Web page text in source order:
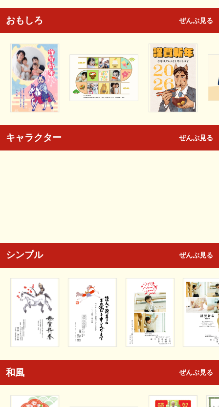
おもしろ ぜんぶ見る
キャラクター ぜんぶ見る
シンプル ぜんぶ見る
和風 ぜんぶ見る